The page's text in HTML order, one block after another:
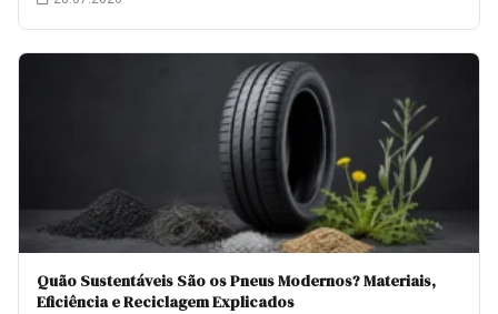
Quão Sustentáveis São os Pneus Modernos? Materiais,
Eficiência e Reciclagem Explicados